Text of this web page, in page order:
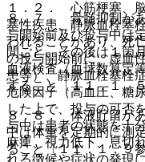
８．７． 骨髄抑制が
与開始前及び投与中は
間ごと、その後は１箇
血液検査（血球数算定
すること〔１１．１．
８．８． 体液貯留が
中は体重を定期的に測
ること〔１１．１．９
１．２． 心筋梗塞、
塞性疾患、静脈血栓塞
われることがあり、死
の投与開始前に、虚血
患等）、静脈血栓塞栓
危険因子（高血圧、糖
した上で、投与の可否
与中は患者の状態を十
麻痺、視力低下、息切